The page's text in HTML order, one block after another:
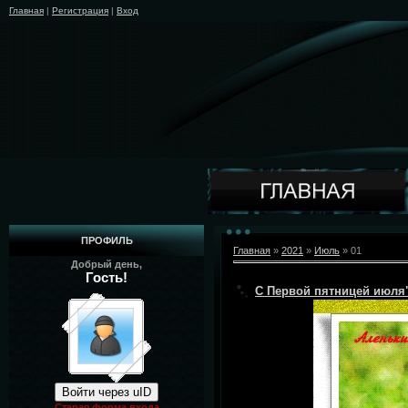
Главная | Регистрация | Вход
ПРОФИЛЬ
Добрый день,
Гость!
Войти через uID
Главная » 2021 » Июль » 01
С Первой пятницей